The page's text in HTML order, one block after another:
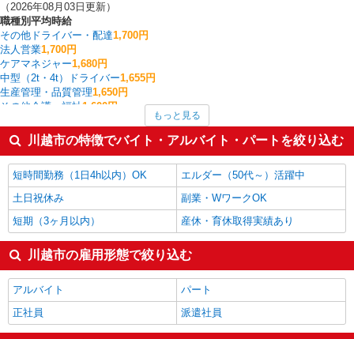
（2026年08月03日更新）
職種別平均時給
その他ドライバー・配達1,700円
法人営業1,700円
ケアマネジャー1,680円
中型（2t・4t）ドライバー1,655円
生産管理・品質管理1,650円
その他介護・福祉 1,600円
量販店・大型SC・百貨店 1,576円
大型ドライバー 1,550円
フォークリフト1,532円
川越市の他の職種の平均時給を見る
もっと見る
川越市の特徴でバイト・アルバイト・パートを絞り込む
短時間勤務（1日4h以内）OK
エルダー（50代～）活躍中
土日祝休み
副業・WワークOK
短期（3ヶ月以内）
産休・育休取得実績あり
川越市の雇用形態で絞り込む
アルバイト
パート
正社員
派遣社員